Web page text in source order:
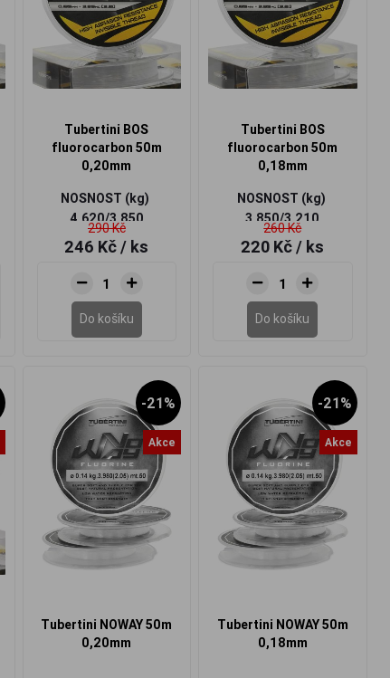
Tubertini BOS
fluorocarbon 50m
0,20mm
NOSNOST (kg)
4,620/3,850
290 Kč
246 Kč/ ks
Do košíku
Tubertini BOS
fluorocarbon 50m
0,18mm
NOSNOST (kg)
3,850/3,210
260 Kč
220 Kč/ ks
Do košíku
-21%
Akce
Tubertini NOWAY 50m
0,20mm
-21%
Akce
Tubertini NOWAY 50m
0,18mm